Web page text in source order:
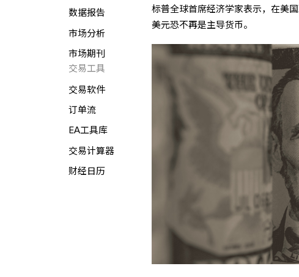
数据报告
市场分析
市场期刊
交易工具
交易软件
订单流
EA工具库
交易计算器
财经日历
标普全球首席经济学家表示，在美
美元恐不再是主导货币。